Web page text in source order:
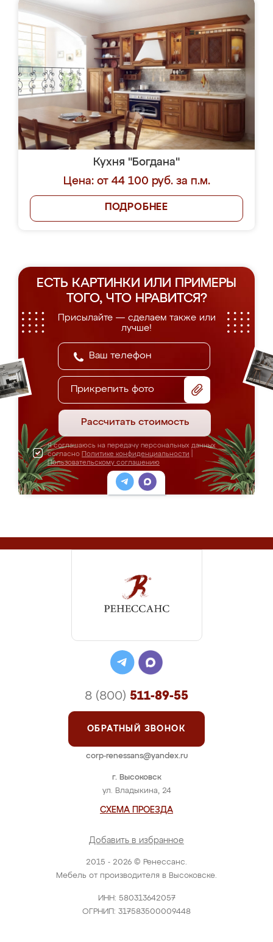
Кухня "Богдана"
Цена: от 44 100 руб. за п.м.
ПОДРОБНЕЕ
ЕСТЬ КАРТИНКИ ИЛИ ПРИМЕРЫ
ТОГО, ЧТО НРАВИТСЯ?
Присылайте — сделаем также или
лучше!
Прикрепить фото
Рассчитать стоимость
Я соглашаюсь на передачу персональных данных
согласно Политике конфиденциальности
Пользовательскому соглашению
2015 - 2026 © Ренессанс.
Мебель от производителя в Высоковске.
ИНН: 580313642057
ОГРНИП: 317583500009448
г. Высоковск
ул. Владыкина, 24
СХЕМА ПРОЕЗДА
Добавить в избранное
8 (800) 511-89-55
ОБРАТНЫЙ ЗВОНОК
corp-renessans@yandex.ru